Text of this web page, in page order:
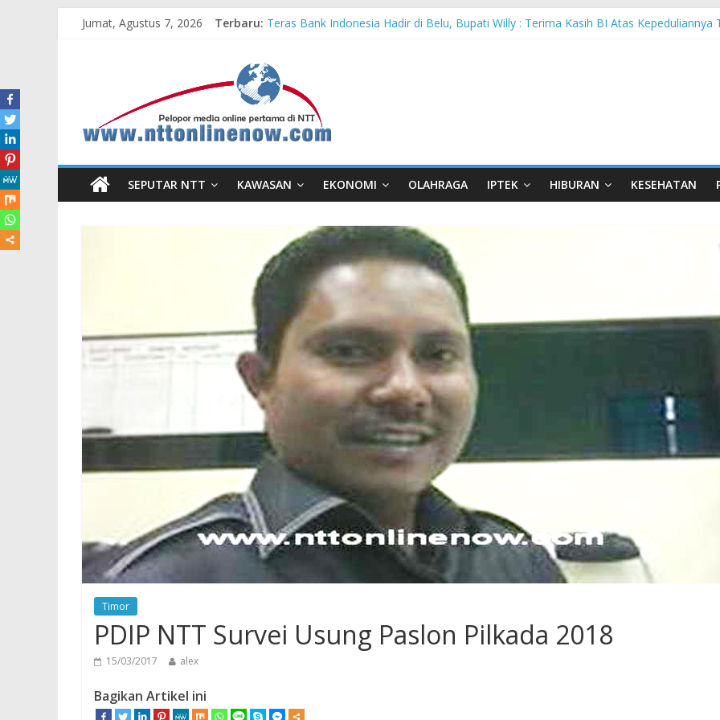
Jumat, Agustus 7, 2026 Terbaru: Teras Bank Indonesia Hadir di Belu, Bupati Willy : Terima Kasih BI Atas Kepeduliannya
Cahaya Kemerdekaan di Nonotbatan: Listrik Masuk Desa, PLN Edukasi Keselamatan
Honda AT Family Day Semarakkan 11 Kota di Jawa Timur
SEPUTAR NTT KAWASAN EKONOMI OLAHRAGA IPTEK HIBURAN KESEHATAN
Timor
PDIP NTT Survei Usung Paslon Pilkada 2018
15/03/2017 alex
Bagikan Artikel ini